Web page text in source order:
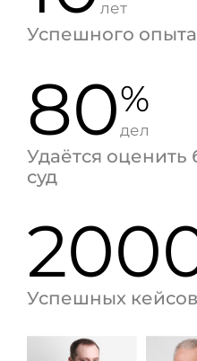
лет
Успешного опыта
80%
дел
Удаётся
суд
Успешных кейсов